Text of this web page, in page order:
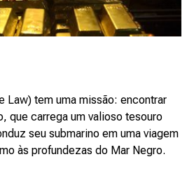
Law) tem uma missão: encontrar
que carrega um valioso tesouro
seu submarino em uma viagem
às profundezas do Mar Negro.